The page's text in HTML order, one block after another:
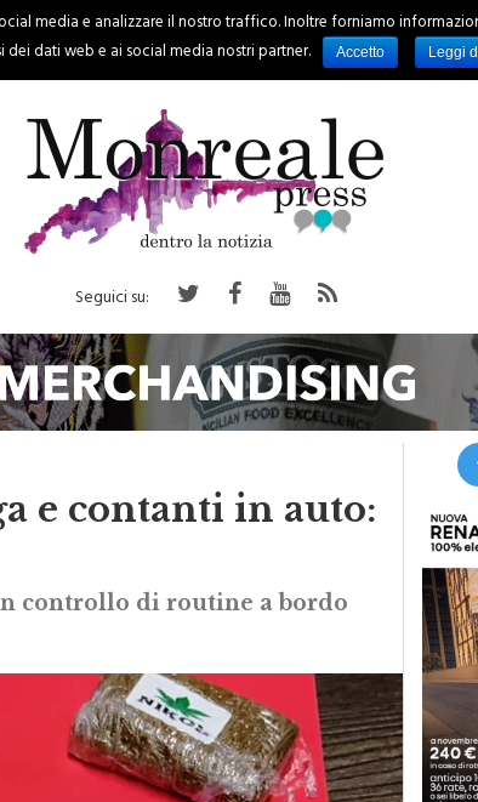
REGIONE EVENTI RUBRICHE SPORT
Seguici su:
e contanti in auto:
controllo di routine a bordo
media e analizzare il nostro traffico. Inoltre forniamo
dei dati web e ai social media nostri partner.
Accetto Leggi